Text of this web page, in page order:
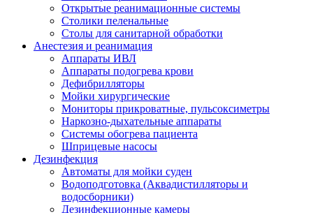
Открытые реанимационные системы
Столики пеленальные
Столы для санитарной обработки
Анестезия и реанимация
Аппараты ИВЛ
Аппараты подогрева крови
Дефибрилляторы
Мойки хирургические
Мониторы прикроватные, пульсоксиметры
Наркозно-дыхательные аппараты
Системы обогрева пациента
Шприцевые насосы
Дезинфекция
Автоматы для мойки суден
Водоподготовка (Аквадистилляторы и
водосборники)
Дезинфекционные камеры